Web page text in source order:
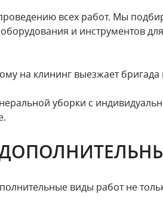
всех работ. Мы
и инструментов
на клининг выезжает
уборки с
виды работ не